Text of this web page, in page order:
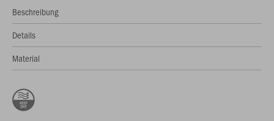
Beschreibung
Details
Material